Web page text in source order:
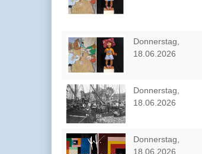
Donnerstag,
18.06.2026
Donnerstag,
18.06.2026
Donnerstag,
18.06.2026